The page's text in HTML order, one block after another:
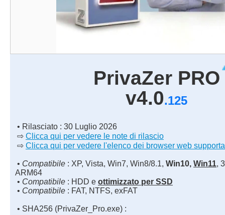
PrivaZer PRO
v4.0.125
• Rilasciato : 30 Luglio 2026
⇨ Clicca qui per vedere le note di rilascio
⇨ Clicca qui per vedere l'elenco dei browser web
• Compatibile : XP, Vista, Win7, Win8/8.1, Win10, Win11,
ARM64
• Compatibile : HDD e ottimizzato per SSD
• Compatibile : FAT, NTFS, exFAT
• SHA256 (PrivaZer_Pro.exe) :